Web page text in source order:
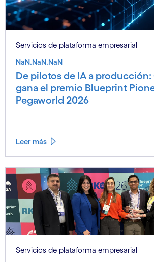
Servicios de plataforma empresarial
NaN.NaN.NaN
De pilotos de IA a
gana el premio Blueprint
Pegaworld 2026
Leer más
Servicios de plataforma empresarial